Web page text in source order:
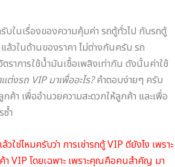
ในเรื่องของความคุ้มค่า รถตู้ทั่วไป กับรถตู้
ล้วในด้านของราคา ไม่ต่างกันครับ รถ
ราการใช้น้ำมันเชื้อเพลิงเท่ากัน ดังนั้นค่าใช้
แต่งรถ VIP มาเพื่ออะไร?คำตอบง่ายๆ ครับ
ค้า เพื่ออำนวยความสะดวกให้ลูกค้า และเพื่อ
ำ
ช่ไหมครับว่า การเช่ารถตู้ VIP ดียังไง เพราะ
VIP โดยเฉพาะ เพราะคุณคือคนสำคัญ มา